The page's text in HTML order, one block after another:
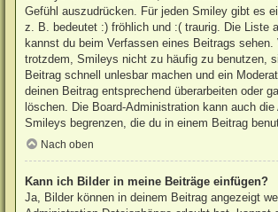
Gefühl auszudrücken. Für jeden Smiley gibt es
z. B. bedeutet :) fröhlich und :( traurig. Die Liste
kannst du beim Verfassen eines Beitrags sehen.
trotzdem, Smileys nicht zu häufig zu benutzen,
Beitrag schnell unlesbar machen und ein
deinen Beitrag entsprechend überarbeiten oder
löschen. Die Board-Administration kann auch die
Smileys begrenzen, die du in einem Beitrag
Nach oben
Kann ich Bilder in meine Beiträge einfügen?
Ja, Bilder können in deinem Beitrag angezeigt